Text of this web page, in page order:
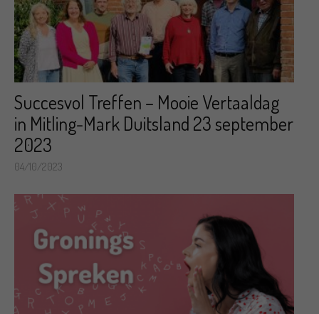
Succesvol Treffen – Mooie Vertaaldag
in Mitling-Mark Duitsland 23 september
2023
04/10/2023